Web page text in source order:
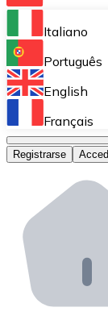
Bitnovo
Integra
Bitnovo
Bitnovo
Bitnovo
Integra
Bitnovo API
Integra
Italiano
Português
English
Français
Registrarse